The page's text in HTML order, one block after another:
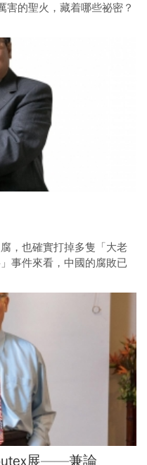
害的聖火，藏着哪些祕密？
，也確實打掉多隻「大老
事件來看，中國的腐敗已
展——兼論